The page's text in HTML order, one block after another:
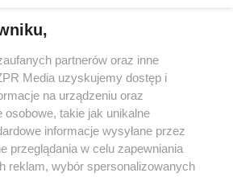
w serwisie nie może być powielany i
rozpowszechniany w jakikolwiek sposób (w
mechaniczny) na jakimkolwiek polu
formie, włącznie z umieszczaniem w Internecie
praw. Jakiekolwiek użycie lub
lub w części z naruszeniem prawa, tzn.
zabronione pod groźbą kary i może być ścigane
partnerów oraz inne
Media uzyskujemy dostęp i
na urządzeniu oraz
osobowe, takie jak unikalne
informacje wysyłane przez
przeglądania w celu zapewniania
reklam, wybór spersonalizowanych